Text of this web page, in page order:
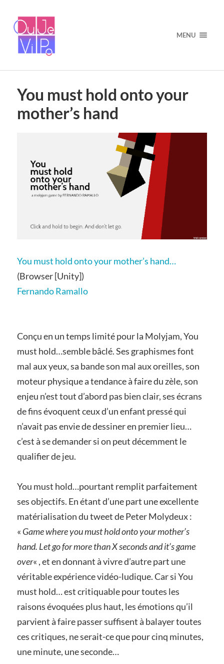
MENU
You must hold onto your
mother’s hand
You must hold onto your mother’s hand…
(Browser [Unity])
Fernando Ramallo
Conçu en un temps limité pour la Molyjam, You
must hold…semble bâclé. Ses graphismes font
mal aux yeux, sa bande son mal aux oreilles, son
moteur physique a tendance à faire du zèle, son
enjeu n’est tout d’abord pas bien clair, ses écrans
de fins évoquent ceux d’un enfant pressé qui
n’avait pas envie de dessiner en premier lieu…
c’est à se demander si on peut décemment le
qualifier de jeu.
You must hold…pourtant remplit parfaitement
ses objectifs. En étant d’une part une excellente
matérialisation du tweet de Peter Molydeux :
« Game where you must hold onto your mother’s
hand. Let go for more than X seconds and it’s game
over« , et en donnant à vivre d’autre part une
véritable expérience vidéo-ludique. Car si You
must hold… est critiquable pour toutes les
raisons évoquées plus haut, les émotions qu’il
parvient à faire passer suffisent à balayer toutes
ces critiques, ne serait-ce que pour cinq minutes,
une minute, une seconde…